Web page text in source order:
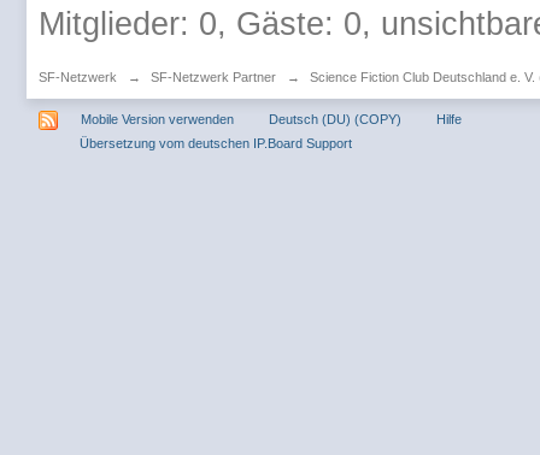
Mitglieder: 0, Gäste: 0,
SF-Netzwerk → SF-Netzwerk Partner → Science Fiction Club Deutschland e. V.
Mobile Version verwenden Deutsch (DU) (COPY)
Hilfe
Übersetzung vom deutschen IP.Board Support